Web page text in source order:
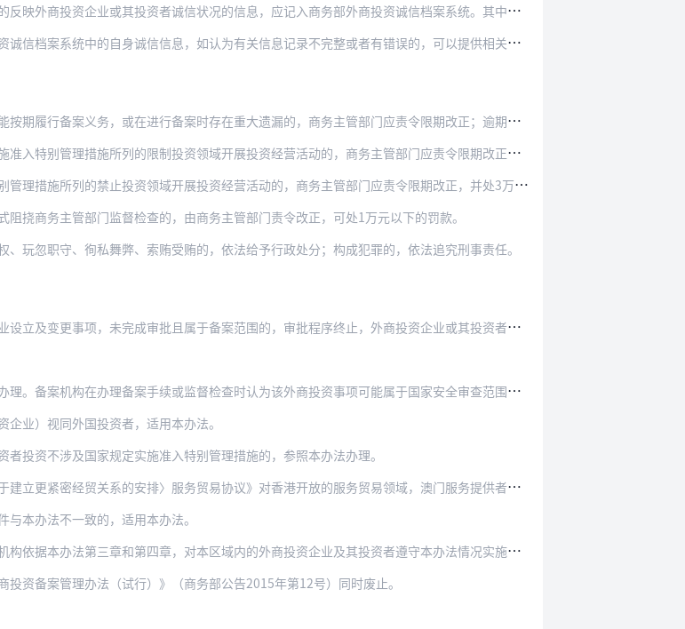
业或其投资者诚信状况的信息，应记入商务部外商投资诚信档案系统。其中，对于未按本办法规定进行备案，备案不…
的自身诚信信息，如认为有关信息记录不完整或者有错误的，可以提供相关证明材料并向商务主管部门申请修正。经…
务，或在进行备案时存在重大遗漏的，商务主管部门应责令限期改正；逾期不改正，或情节严重的，处3万元以下罚…
施所列的限制投资领域开展投资经营活动的，商务主管部门应责令限期改正，并处3万元以下罚款。违反其他法律法…
禁止投资领域开展投资经营活动的，商务主管部门应责令限期改正，并处3万元以下罚款。违反其他法律法规的，由…
挠商务主管部门监督检查的，由商务主管部门责令改正，可处1万元以下的罚款。
玩忽职守、徇私舞弊、索贿受贿的，依法给予行政处分；构成犯罪的，依法追究刑事责任。
事项，未完成审批且属于备案范围的，审批程序终止，外商投资企业或其投资者应按照本办法办理备案手续。
办理备案手续或监督检查时认为该外商投资事项可能属于国家安全审查范围，而外商投资企业的投资者未向商务部提…
业）视同外国投资者，适用本办法。
投资不涉及国家规定实施准入特别管理措施的，参照本办法办理。
关系的安排〉服务贸易协议》对香港开放的服务贸易领域，澳门服务提供者在内地仅投资《〈内地与澳门关于建立更…
本办法不一致的，适用本办法。
据本办法第三章和第四章，对本区域内的外商投资企业及其投资者遵守本办法情况实施监督检查。
资备案管理办法（试行）》（商务部公告2015年第12号）同时废止。